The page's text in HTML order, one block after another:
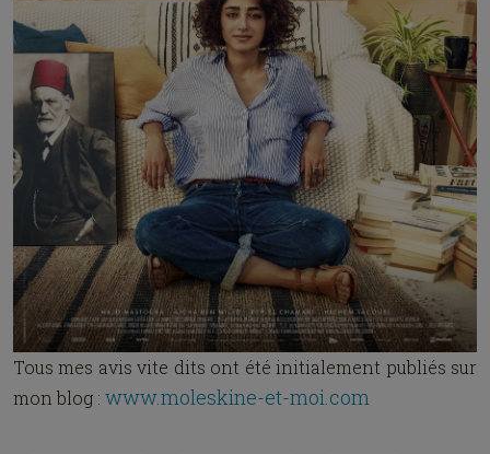
Tous mes avis vite dits ont été initialement publiés sur
mon blog : www.moleskine-et-moi.com